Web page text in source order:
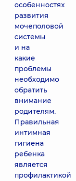
особенностях
развития
мочеполовой
системы
и на
какие
проблемы
необходимо
обратить
внимание
родителям.
Правильная
интимная
гигиена
ребенка
является
профилактикой